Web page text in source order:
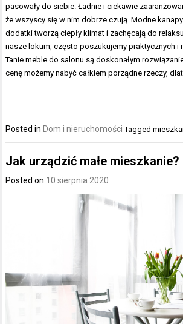
pasowały do siebie. Ładnie i ciekawie
że wszyscy się w nim dobrze czują. Modne
dodatki tworzą ciepły klimat i zachęcają do
nasze lokum, często poszukujemy praktycznych i
Tanie meble do salonu są doskonałym
cenę możemy nabyć całkiem porządne rzeczy,
Posted in Dom i nieruchomości Tagged
Jak urządzić małe mieszkanie?
Posted on 10 sierpnia 2020